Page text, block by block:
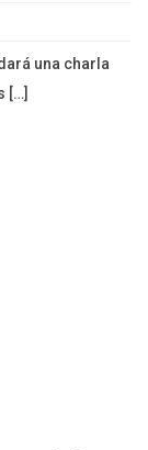
una charla
[…]